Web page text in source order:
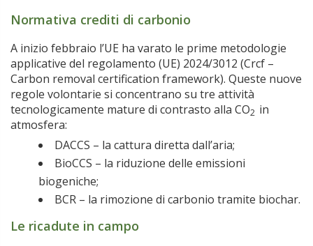
Normativa crediti di carbonio
A inizio febbraio l’UE ha varato le prime metodologie
applicative del regolamento (UE) 2024/3012 (Crcf –
Carbon removal certification framework). Queste nuove
regole volontarie si concentrano su tre attività
tecnologicamente mature di contrasto alla CO2 in
atmosfera:
DACCS – la cattura diretta dall’aria;
BioCCS – la riduzione delle emissioni
biogeniche;
BCR – la rimozione di carbonio tramite biochar.
Le ricadute in campo